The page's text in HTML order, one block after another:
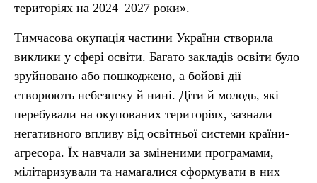
територіях на 2024–2027 роки».
Тимчасова окупація частини України створила
виклики у сфері освіти. Багато закладів освіти було
зруйновано або пошкоджено, а бойові дії
створюють небезпеку й нині. Діти й молодь, які
перебували на окупованих територіях, зазнали
негативного впливу від освітньої системи країни-
агресора. Їх навчали за зміненими програмами,
мілітаризували та намагалися сформувати в них